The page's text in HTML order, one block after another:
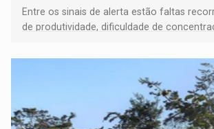
Entre os sinais de alerta estão faltas
de produtividade, dificuldade de